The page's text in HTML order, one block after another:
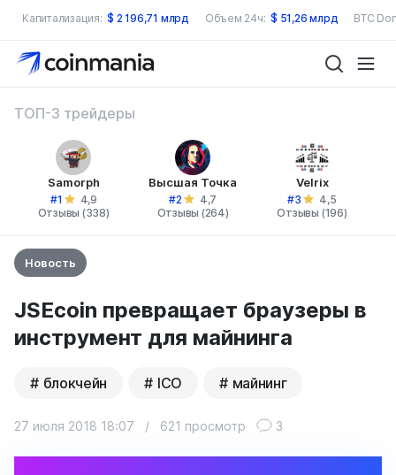
Капитализация: $ 2 196,71 млрд Объем 24ч: $ 51,26 млрд BTC
ТОП-3 трейдеры
Samorph
#1
4,9
Отзывы (338)
Высшая Точка
#2
4,7
Отзывы (264)
Velrix
#3
4,5
Отзывы (196)
Новость
JSEcoin превращает браузеры в
инструмент для майнинга
блокчейн ICO майнинг
27 июля 2018 18:07 / 621 просмотр 3